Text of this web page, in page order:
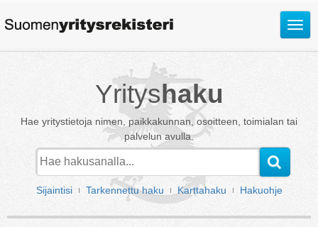
Avaa
Yrityshaku
Hae yritystietoja nimen, paikkakunnan, osoitteen, toimialan tai
palvelun avulla.
Sijaintisi Tarkennettu haku Karttahaku Hakuohje